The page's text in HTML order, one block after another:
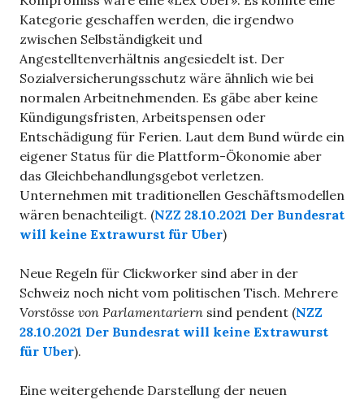
Kategorie geschaffen werden, die irgendwo
zwischen Selbständigkeit und
Angestelltenverhältnis angesiedelt ist. Der
Sozialversicherungsschutz wäre ähnlich wie bei
normalen Arbeitnehmenden. Es gäbe aber keine
Kündigungsfristen, Arbeitspensen oder
Entschädigung für Ferien. Laut dem Bund würde ein
eigener Status für die Plattform-Ökonomie aber
das Gleichbehandlungsgebot verletzen.
Unternehmen mit traditionellen Geschäftsmodellen
wären benachteiligt. (NZZ 28.10.2021 Der Bundesrat
will keine Extrawurst für Uber)
Neue Regeln für Clickworker sind aber in der
Schweiz noch nicht vom politischen Tisch. Mehrere
Vorstösse von Parlamentariern sind pendent (NZZ
28.10.2021 Der Bundesrat will keine Extrawurst
für Uber).
Eine weitergehende Darstellung der neuen